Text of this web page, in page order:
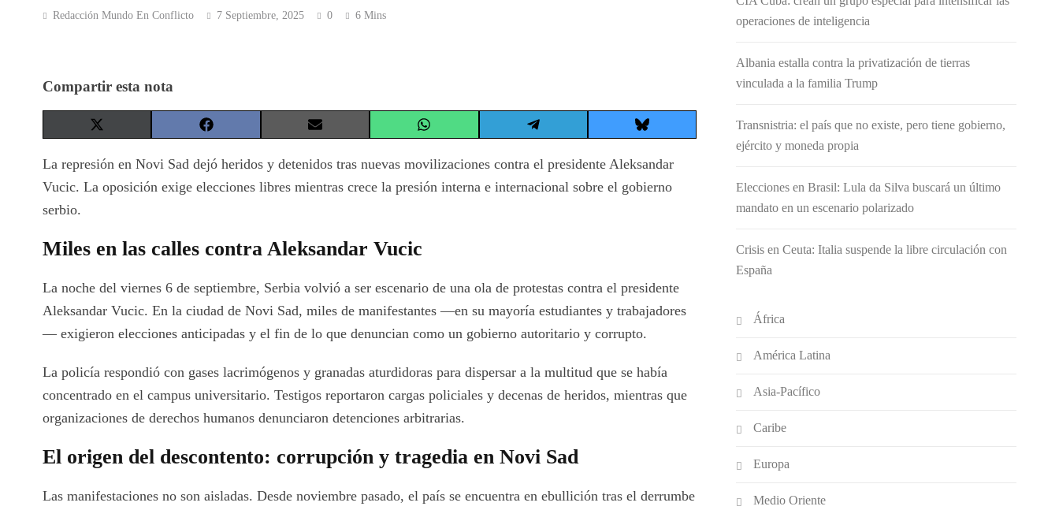
Redacción Mundo En Conflicto 7 Septiembre, 2025 0 6 Mins
Compartir esta nota
Share
X
(Twitter)
Share
Facebook
Share
Email
Share
WhatsApp
Share
Telegram
Share
Bluesky
La represión en Novi Sad dejó heridos y detenidos tras nuevas movilizaciones contra el presidente Aleksandar
Vucic. La oposición exige elecciones libres mientras crece la presión interna e internacional sobre el gobierno
serbio.
Miles en las calles contra Aleksandar Vucic
La noche del viernes 6 de septiembre, Serbia volvió a ser escenario de una ola de protestas contra el presidente
Aleksandar Vucic. En la ciudad de Novi Sad, miles de manifestantes —en su mayoría estudiantes y trabajadores
— exigieron elecciones anticipadas y el fin de lo que denuncian como un gobierno autoritario y corrupto.
La policía respondió con gases lacrimógenos y granadas aturdidoras para dispersar a la multitud que se había
concentrado en el campus universitario. Testigos reportaron cargas policiales y decenas de heridos, mientras que
organizaciones de derechos humanos denunciaron detenciones arbitrarias.
El origen del descontento: corrupción y tragedia en Novi Sad
Las manifestaciones no son aisladas. Desde noviembre pasado, el país se encuentra en ebullición tras el derrumbe
operaciones de inteligencia
Albania estalla contra la privatización de tierras
vinculada a la familia Trump
Transnistria: el país que no existe, pero tiene gobierno,
ejército y moneda propia
Elecciones en Brasil: Lula da Silva buscará un último
mandato en un escenario polarizado
Crisis en Ceuta: Italia suspende la libre circulación con
España
África
América Latina
Asia-Pacífico
Caribe
Europa
Medio Oriente